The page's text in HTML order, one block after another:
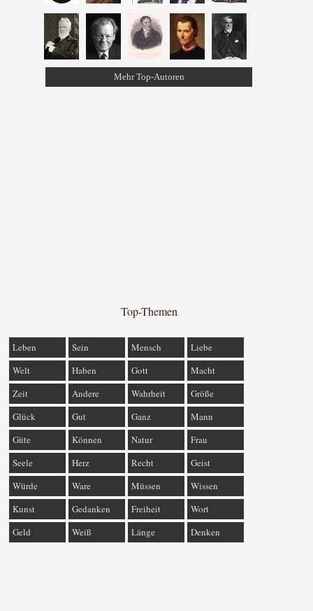
Mehr Top-Autoren
Top-Themen
Leben Sein Mensch
Liebe
Welt
Haben Gott
Macht
Zeit
Andere Wahrheit
Größe
Glück
Gut Ganz
Mann
Güte
Können Natur
Frau
Seele
Herz Recht
Geist
Würde
Ware Müssen
Wissen
Kunst
Gedanken Freiheit
Wort
Geld
Weiß Länge Denken